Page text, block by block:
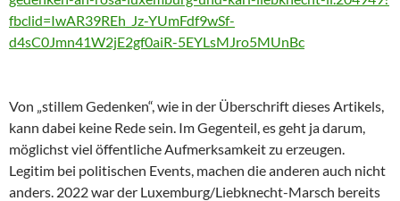
fbclid=IwAR39REh_Jz-YUmFdf9wSf-
d4sC0Jmn41W2jE2gf0aiR-5EYLsMJro5MUnBc
Von „stillem Gedenken“, wie in der Überschrift dieses Artikels,
kann dabei keine Rede sein. Im Gegenteil, es geht ja darum,
möglichst viel öffentliche Aufmerksamkeit zu erzeugen.
Legitim bei politischen Events, machen die anderen auch nicht
anders. 2022 war der Luxemburg/Liebknecht-Marsch bereits